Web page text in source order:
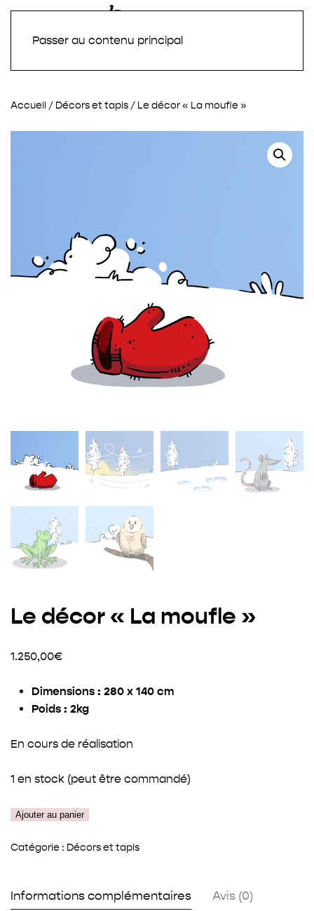
Passer au contenu principal
Accueil / Décors et tapis / Le décor « La moufle »
Le décor « La moufle »
1.250,00€
Dimensions : 280 x 140 cm
Poids : 2kg
En cours de réalisation
1 en stock (peut être commandé)
quantité
Le
moufle"
Ajouter au panier
Catégorie : Décors et tapis
Informations complémentaires Avis (0)